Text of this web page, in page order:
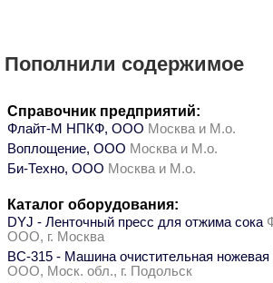
Пополнили содержимое
Справочник предприятий:
Флайт-М НПКФ, ООО Москва и М.о.
Воплощение, ООО Москва и М.о.
Би-Техно, ООО Москва и М.о.
Каталог оборудования:
DYJ - Ленточный пресс для отжима сока
ООО, г. Москва
ВС-315 - Машина очистительная ножевая
ООО, Моск. обл., г. Подольск